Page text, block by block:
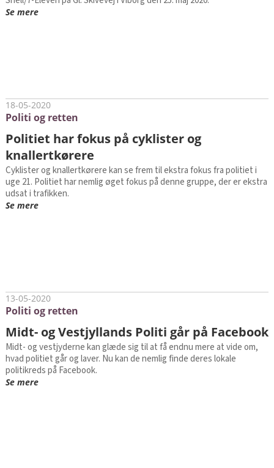
Se mere
18-05-2020
Politi og retten
Politiet har fokus på cyklister og
knallertkørere
Cyklister og knallertkørere kan se frem til ekstra fokus fra politiet i
uge 21. Politiet har nemlig øget fokus på denne gruppe, der er ekstra
udsat i trafikken.
Se mere
13-05-2020
Politi og retten
Midt- og Vestjyllands Politi går på Facebook
Midt- og vestjyderne kan glæde sig til at få endnu mere at vide om,
hvad politiet går og laver. Nu kan de nemlig finde deres lokale
politikreds på Facebook.
Se mere